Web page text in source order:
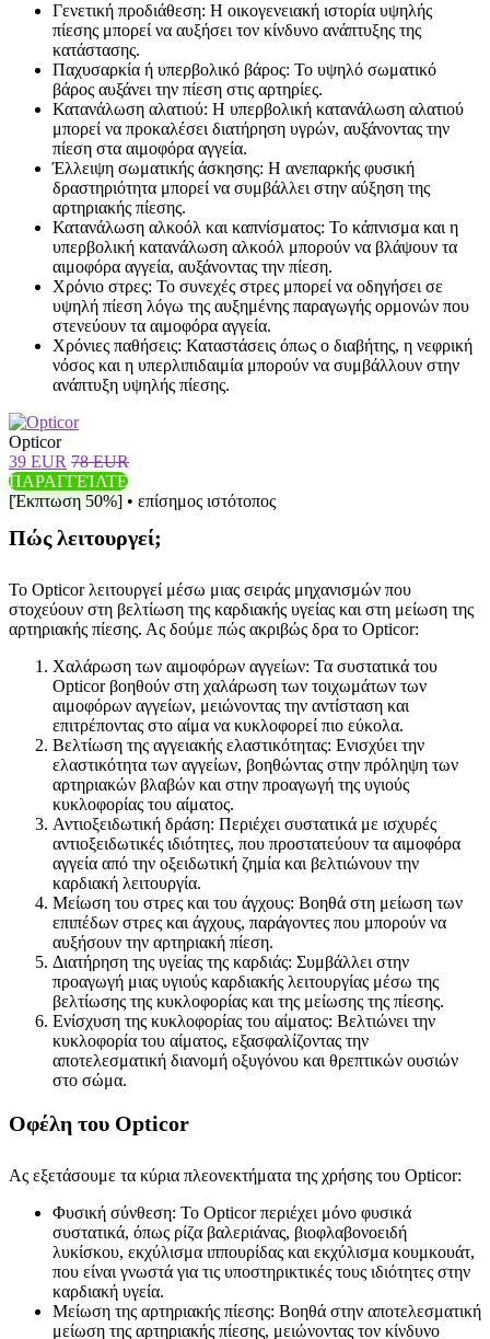
Γενετική προδιάθεση: Η οικογενειακή ιστορία υψηλής
πίεσης μπορεί να αυξήσει τον κίνδυνο ανάπτυξης της
κατάστασης.
Παχυσαρκία ή υπερβολικό βάρος: Το υψηλό σωματικό
βάρος αυξάνει την πίεση στις αρτηρίες.
Κατανάλωση αλατιού: Η υπερβολική κατανάλωση αλατιού
μπορεί να προκαλέσει διατήρηση υγρών, αυξάνοντας την
πίεση στα αιμοφόρα αγγεία.
Έλλειψη σωματικής άσκησης: Η ανεπαρκής φυσική
δραστηριότητα μπορεί να συμβάλλει στην αύξηση της
αρτηριακής πίεσης.
Κατανάλωση αλκοόλ και καπνίσματος: Το κάπνισμα και η
υπερβολική κατανάλωση αλκοόλ μπορούν να βλάψουν τα
αιμοφόρα αγγεία, αυξάνοντας την πίεση.
Χρόνιο στρες: Το συνεχές στρες μπορεί να οδηγήσει σε
υψηλή πίεση λόγω της αυξημένης παραγωγής ορμονών που
στενεύουν τα αιμοφόρα αγγεία.
Χρόνιες παθήσεις: Καταστάσεις όπως ο διαβήτης, η νεφρική
νόσος και η υπερλιπιδαιμία μπορούν να συμβάλλουν στην
ανάπτυξη υψηλής πίεσης.
Opticor
39 EUR 78 EUR
ΠΑΡΑΓΓΕΊΛΤΕ
[Έκπτωση 50%] • επίσημος ιστότοπος
Πώς λειτουργεί;
Το Opticor λειτουργεί μέσω μιας σειράς μηχανισμών που
στοχεύουν στη βελτίωση της καρδιακής υγείας και στη μείωση της
αρτηριακής πίεσης. Ας δούμε πώς ακριβώς δρα το Opticor:
Χαλάρωση των αιμοφόρων αγγείων: Τα συστατικά του
Opticor βοηθούν στη χαλάρωση των τοιχωμάτων των
αιμοφόρων αγγείων, μειώνοντας την αντίσταση και
επιτρέποντας στο αίμα να κυκλοφορεί πιο εύκολα.
Βελτίωση της αγγειακής ελαστικότητας: Ενισχύει την
ελαστικότητα των αγγείων, βοηθώντας στην πρόληψη των
αρτηριακών βλαβών και στην προαγωγή της υγιούς
κυκλοφορίας του αίματος.
Αντιοξειδωτική δράση: Περιέχει συστατικά με ισχυρές
αντιοξειδωτικές ιδιότητες, που προστατεύουν τα αιμοφόρα
αγγεία από την οξειδωτική ζημία και βελτιώνουν την
καρδιακή λειτουργία.
Μείωση του στρες και του άγχους: Βοηθά στη μείωση των
επιπέδων στρες και άγχους, παράγοντες που μπορούν να
αυξήσουν την αρτηριακή πίεση.
Διατήρηση της υγείας της καρδιάς: Συμβάλλει στην
προαγωγή μιας υγιούς καρδιακής λειτουργίας μέσω της
βελτίωσης της κυκλοφορίας και της μείωσης της πίεσης.
Ενίσχυση της κυκλοφορίας του αίματος: Βελτιώνει την
κυκλοφορία του αίματος, εξασφαλίζοντας την
αποτελεσματική διανομή οξυγόνου και θρεπτικών ουσιών
στο σώμα.
Οφέλη του Opticor
Ας εξετάσουμε τα κύρια πλεονεκτήματα της χρήσης του Opticor:
Φυσική σύνθεση: Το Opticor περιέχει μόνο φυσικά
συστατικά, όπως ρίζα βαλεριάνας, βιοφλαβονοειδή
λυκίσκου, εκχύλισμα ιππουρίδας και εκχύλισμα κουμκουάτ,
που είναι γνωστά για τις υποστηρικτικές τους ιδιότητες στην
καρδιακή υγεία.
Μείωση της αρτηριακής πίεσης: Βοηθά στην αποτελεσματική
μείωση της αρτηριακής πίεσης, μειώνοντας τον κίνδυνο